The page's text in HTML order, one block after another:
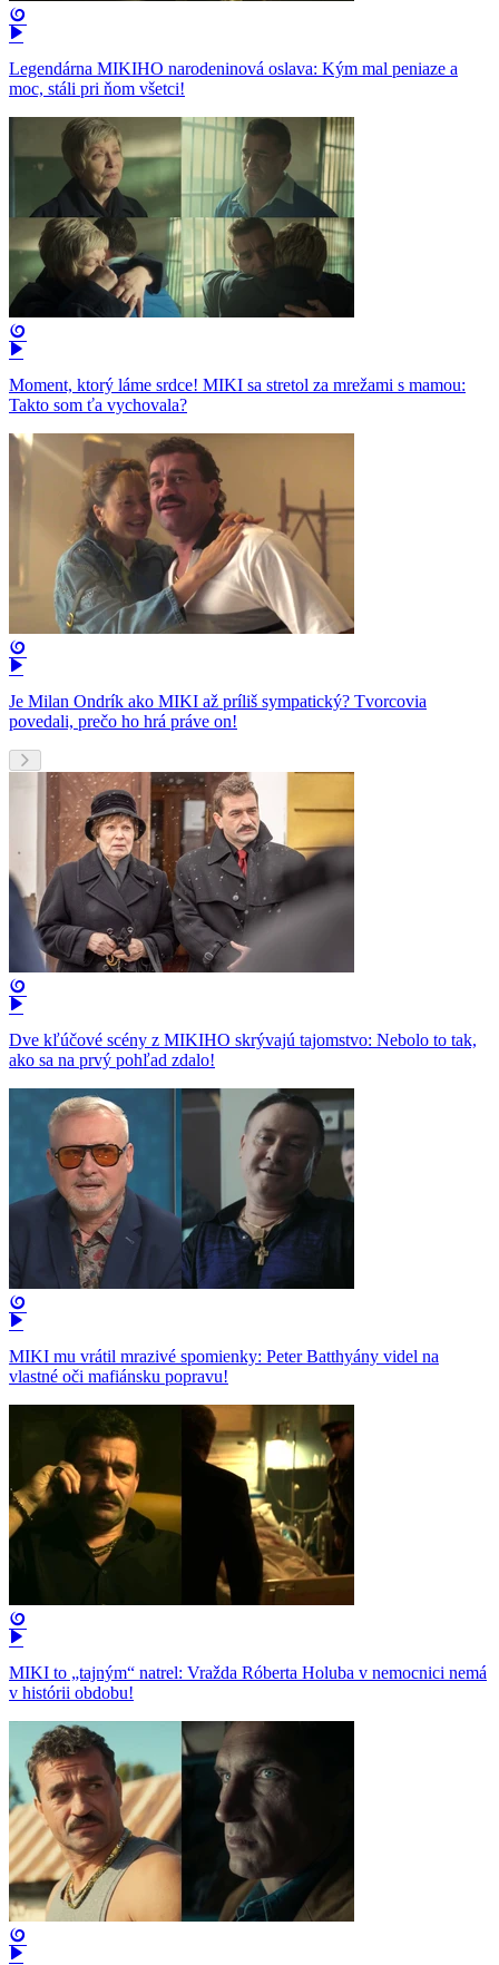
Legendárna MIKIHO narodeninová oslava: Kým mal peniaze a
moc, stáli pri ňom všetci!
Moment, ktorý láme srdce! MIKI sa stretol za mrežami s mamou:
Takto som ťa vychovala?
Je Milan Ondrík ako MIKI až príliš sympatický? Tvorcovia
povedali, prečo ho hrá práve on!
Dve kľúčové scény z MIKIHO skrývajú tajomstvo: Nebolo to tak,
ako sa na prvý pohľad zdalo!
MIKI mu vrátil mrazivé spomienky: Peter Batthyány videl na
vlastné oči mafiánsku popravu!
MIKI to „tajným“ natrel: Vražda Róberta Holuba v nemocnici nemá
v histórii obdobu!